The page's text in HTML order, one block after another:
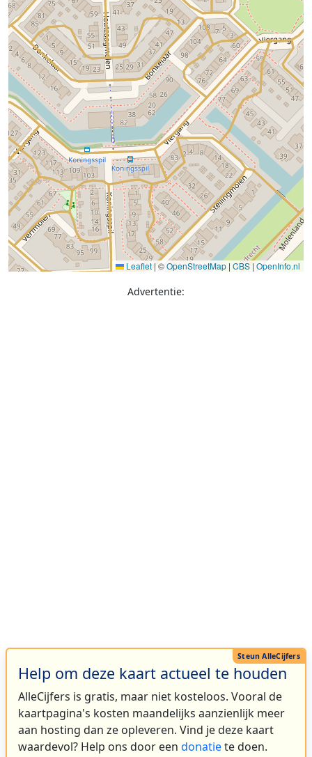
Leaflet|©OpenStreetMap | CBS | OpenInfo.nl
Advertentie:
Help om deze kaart actueel te houden
AlleCijfers is gratis, maar niet kosteloos. Vooral de
kaartpagina's kosten maandelijks aanzienlijk meer
aan hosting dan ze opleveren. Vind je deze kaart
waardevol? Help ons door een donatiete doen.